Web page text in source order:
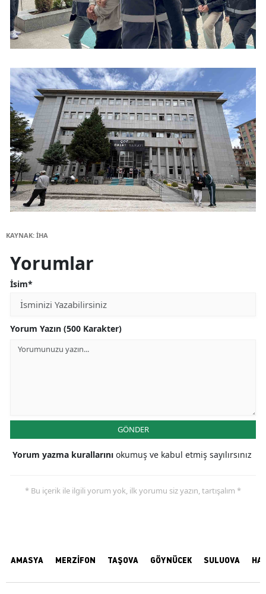
KAYNAK: İHA
Yorumlar
İsim*
Yorum Yazın (500 Karakter)
GÖNDER
Yorum yazma kurallarını okumuş ve kabul etmiş sayılırsınız
* Bu içerik ile ilgili yorum yok, ilk yorumu siz yazın, tartışalım *
AMASYA MERZİFON TAŞOVA GÖYNÜCEK SULUOVA